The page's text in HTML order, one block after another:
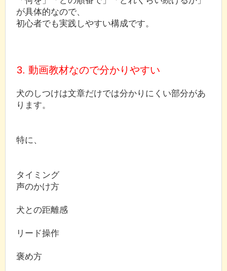
が具体的なので、
初心者でも実践しやすい構成です。
3. 動画教材なので分かりやすい
犬のしつけは文章だけでは分かりにくい部分があ
ります。
特に、
タイミング
声のかけ方
犬との距離感
リード操作
褒め方